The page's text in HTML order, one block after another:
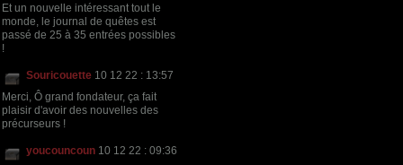
Et un nouvelle intéressant tout le
monde, le journal de quêtes est
passé de 25 à 35 entrées possibles
!
Souricouette 10 12 22 : 13:57
Merci, Ô grand fondateur, ça fait
plaisir d'avoir des nouvelles des
précurseurs !
youcouncoun 10 12 22 : 09:36